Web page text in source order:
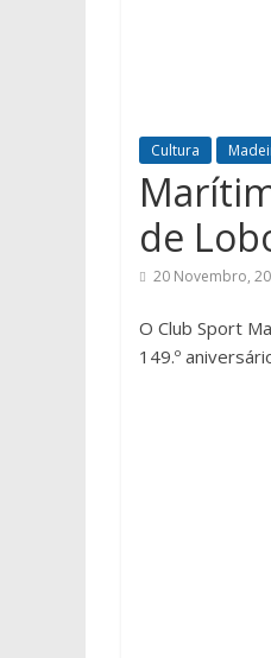
Cultura
de
20 Novembro,
O Club Sport
149.º